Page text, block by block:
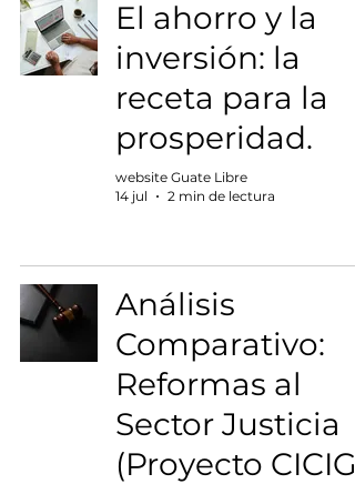
El ahorro y la
inversión: la
receta para la
prosperidad.
website Guate Libre
14 jul
2 min de lectura
Análisis
Comparativo:
Reformas al
Sector Justicia
(Proyecto CICIG